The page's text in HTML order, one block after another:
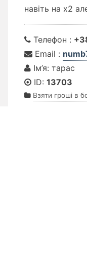
навіть на х2
Телефон :
Email :
Ім’я: тарас
ID: 13703
Взяти гроші в